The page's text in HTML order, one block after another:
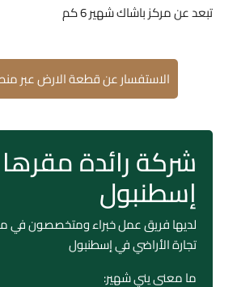
تبعد عن مركز باشاك شهير 6 كم
الاستفسار عن قطعة الارض عبر
شركة رائدة
إسطنبول
لديها فريق عمل خبراء ومتخصصون في
تجارة الأراضي في إسطنبول
ما معنى يني شهير: